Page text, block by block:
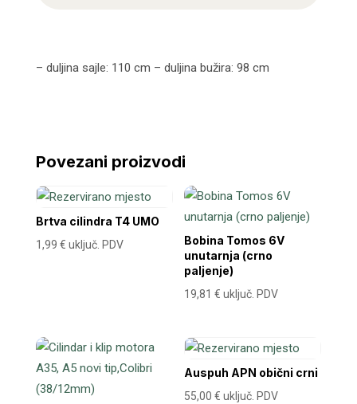
– duljina sajle: 110 cm – duljina bužira: 98 cm
Povezani proizvodi
Brtva cilindra T4 UMO
1,99 € uključ. PDV
Bobina Tomos 6V
unutarnja (crno
paljenje)
19,81€ uključ. PDV
Auspuh APN obični crni
55,00€ uključ. PDV